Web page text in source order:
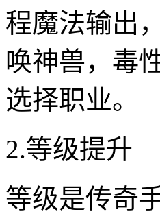
程魔法输出
唤神兽，毒
选择职业。
2.等级提升
等级是传奇